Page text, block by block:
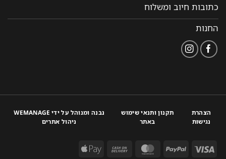
כתובות חיוב ומשלוח
החנות
הצהרת
נגישות
תקנון ותנאי שימוש
באתר
נבנה ומנוהל על ידי WEMANAGE
ניהול אתרים